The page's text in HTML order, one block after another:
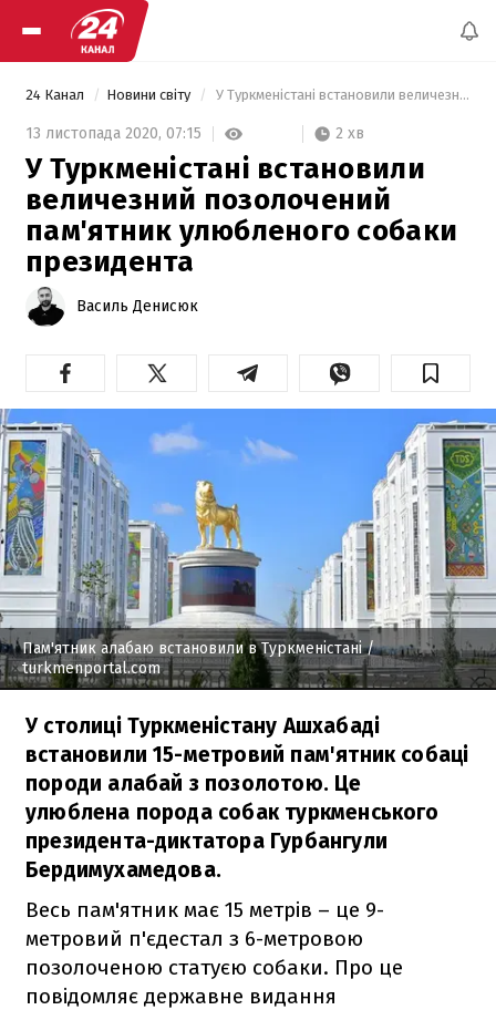
24 Канал Новини світу У Туркменістані встановили величезний позолочений пам'ятник улюбленого собаки президента
13 листопада 2020, 07:15 2 хв
У Туркменістані встановили
величезний позолочений
пам'ятник улюбленого собаки
президента
Василь Денисюк
Пам'ятник алабаю встановили в Туркменістані/
turkmenportal.com
У столиці Туркменістану Ашхабаді
встановили 15-метровий пам'ятник собаці
породи алабай з позолотою. Це
улюблена порода собак туркменського
президента-диктатора Гурбангули
Бердимухамедова.
Весь пам'ятник має 15 метрів – це 9-
метровий п'єдестал з 6-метровою
позолоченою статуєю собаки. Про це
повідомляє державне видання